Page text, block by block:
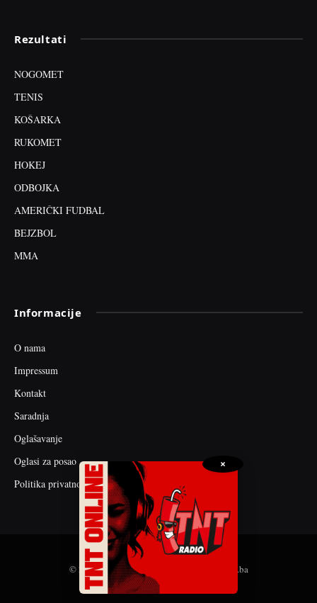
Rezultati
NOGOMET
TENIS
KOŠARKA
RUKOMET
HOKEJ
ODBOJKA
AMERIČKI FUDBAL
BEJZBOL
MMA
Informacije
O nama
Impressum
Kontakt
Saradnja
Oglašavanje
Oglasi za posao
Politika privatnosti
© 2026 web dizajn i seo optimizacija by tnt.ba
×